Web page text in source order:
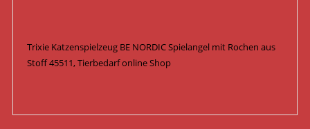
Trixie Katzenspielzeug BE NORDIC Spielangel mit Rochen aus
Stoff 45511, Tierbedarf online Shop